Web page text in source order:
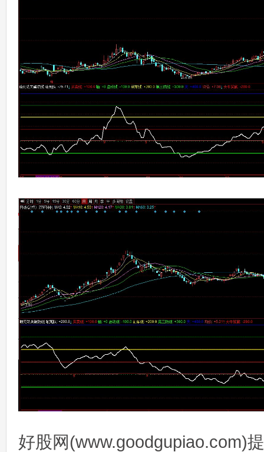
好股网(www.goodgupiao.com)